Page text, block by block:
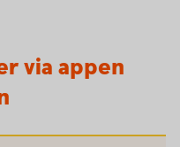
via appen